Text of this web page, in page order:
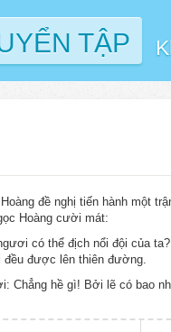
TẬP
đề nghị tiến hành một
Hoàng cười mát:
có thể địch nổi đội của
được lên thiên đường.
Chẳng hề gì! Bởi lẽ có bao